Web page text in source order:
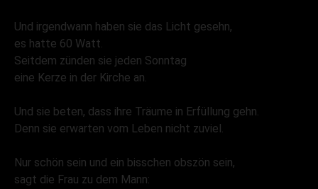
Und irgendwann haben sie das Licht gesehn,
es hatte 60 Watt.
Seitdem zünden sie jeden Sonntag
eine Kerze in der Kirche an.
Und sie beten, dass ihre Träume in Erfüllung gehn.
Denn sie erwarten vom Leben nicht zuviel.
Nur schön sein und ein bisschen obszön sein,
sagt die Frau zu dem Mann: